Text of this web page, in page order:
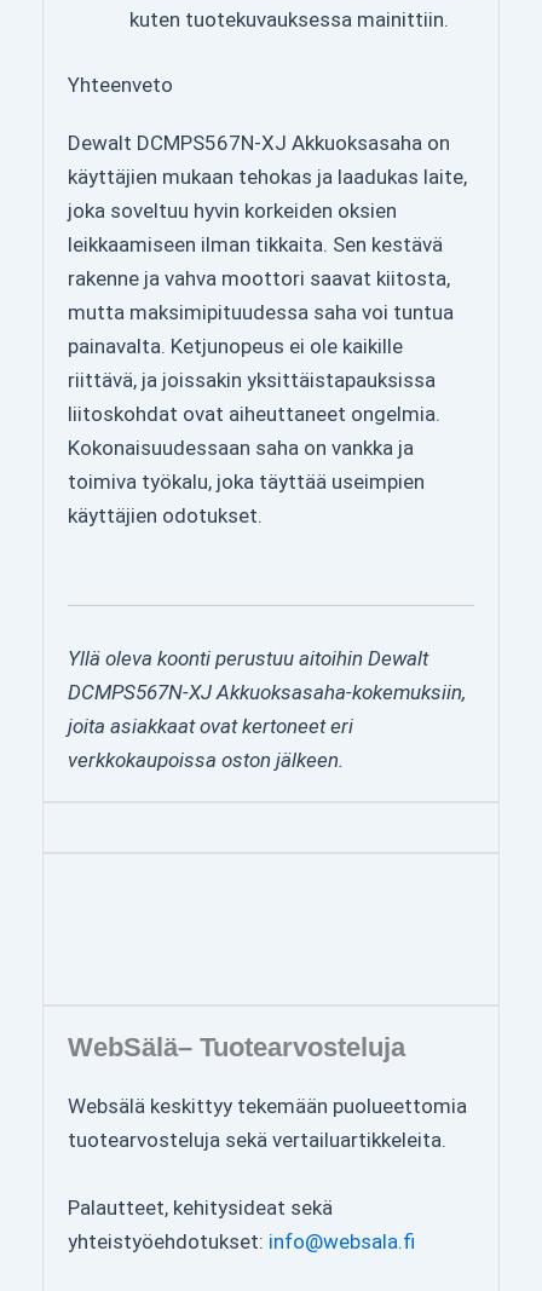
kuten tuotekuvauksessa mainittiin.
Yhteenveto
Dewalt DCMPS567N-XJ Akkuoksasaha on
käyttäjien mukaan tehokas ja laadukas laite,
joka soveltuu hyvin korkeiden oksien
leikkaamiseen ilman tikkaita. Sen kestävä
rakenne ja vahva moottori saavat kiitosta,
mutta maksimipituudessa saha voi tuntua
painavalta. Ketjunopeus ei ole kaikille
riittävä, ja joissakin yksittäistapauksissa
liitoskohdat ovat aiheuttaneet ongelmia.
Kokonaisuudessaan saha on vankka ja
toimiva työkalu, joka täyttää useimpien
käyttäjien odotukset.
Yllä oleva koonti perustuu aitoihin Dewalt
DCMPS567N-XJ Akkuoksasaha-kokemuksiin,
joita asiakkaat ovat kertoneet eri
verkkokaupoissa oston jälkeen.
WebSälä– Tuotearvosteluja
Websälä keskittyy tekemään puolueettomia
tuotearvosteluja sekä vertailuartikkeleita.
Palautteet, kehitysideat sekä
yhteistyöehdotukset: info@websala.fi